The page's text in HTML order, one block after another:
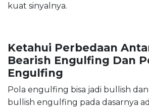
kuat sinyalnya.
Ketahui Perbedaan
Bearish Engulfing Dan
Engulfing
Pola engulfing bisa jadi bullish dan
bullish engulfing pada dasarnya